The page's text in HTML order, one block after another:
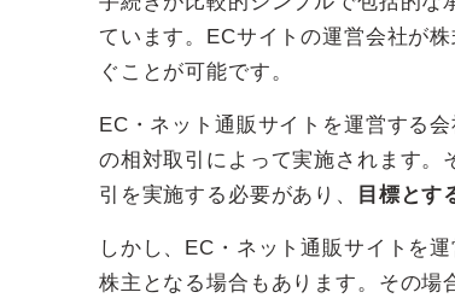
ています。ECサイトの運営会社が
ぐことが可能です。
EC・ネット通販サイトを運営する
の相対取引によって実施されます。
引を実施する必要があり、
目標とす
しかし、EC・ネット通販サイトを
株主となる場合もあります。その場